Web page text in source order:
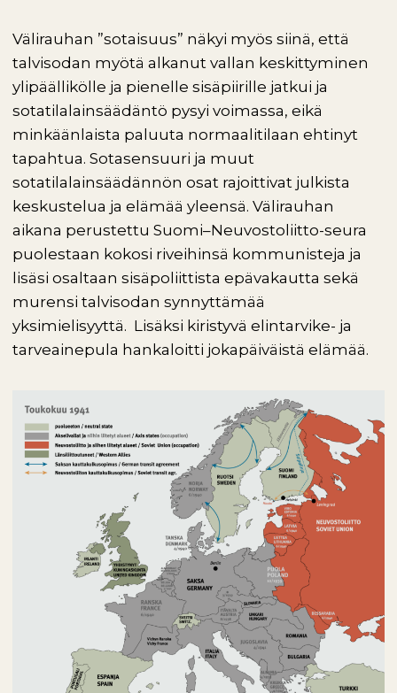
Välirauhan ”sotaisuus” näkyi myös siinä, että
talvisodan myötä alkanut vallan keskittyminen
ylipäällikölle ja pienelle sisäpiirille jatkui ja
sotatilalainsäädäntö pysyi voimassa, eikä
minkäänlaista paluuta normaalitilaan ehtinyt
tapahtua. Sotasensuuri ja muut
sotatilalainsäädännön osat rajoittivat julkista
keskustelua ja elämää yleensä. Välirauhan
aikana perustettu Suomi–Neuvostoliitto-seura
puolestaan kokosi riveihinsä kommunisteja ja
lisäsi osaltaan sisäpoliittista epävakautta sekä
murensi talvisodan synnyttämää
yksimielisyyttä. Lisäksi kiristyvä elintarvike- ja
tarveainepula hankaloitti jokapäiväistä elämää.